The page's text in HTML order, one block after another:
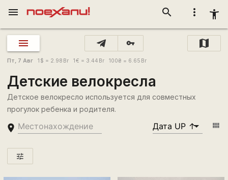
more_vert accessibility_new
search
menu
vpn_key
Пт, 7 Авг 1 $ = 2.98 Br 1€ = 3.44 Br 100₴ = 6.65 Br
Детские велокресла
Детское велокресло используется для совместных
прогулок ребенка и родителя.
place view_module
tune